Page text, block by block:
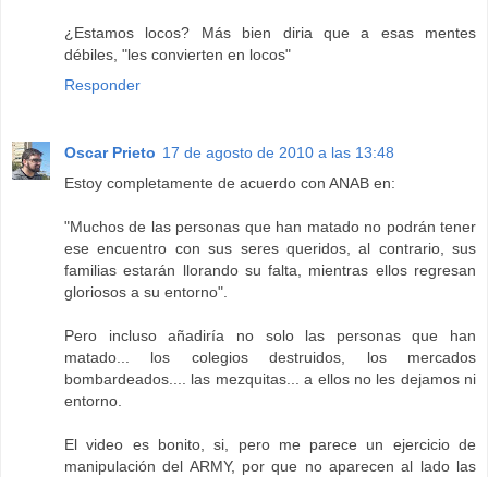
¿Estamos locos? Más bien diria que a esas mentes
débiles, "les convierten en locos"
Responder
Oscar Prieto 17 de agosto de 2010 a las 13:48
Estoy completamente de acuerdo con ANAB en:
"Muchos de las personas que han matado no podrán tener
ese encuentro con sus seres queridos, al contrario, sus
familias estarán llorando su falta, mientras ellos regresan
gloriosos a su entorno".
Pero incluso añadiría no solo las personas que han
matado... los colegios destruidos, los mercados
bombardeados.... las mezquitas... a ellos no les dejamos ni
entorno.
El video es bonito, si, pero me parece un ejercicio de
manipulación del ARMY, por que no aparecen al lado las